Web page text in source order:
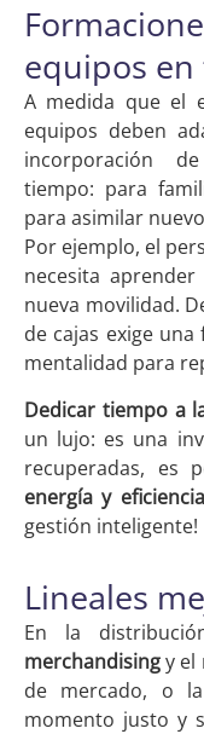
equipos
A medida que el
equipos deben
incorporación
tiempo: para
para asimilar
Por ejemplo, el
necesita
nueva movilidad.
de cajas exige
mentalidad para
Dedicar tiempo a
un lujo: es una
recuperadas, es
energía y
gestión inteligente!
Lineales
En la
merchandisingy el
de mercado, o la
momento justo y